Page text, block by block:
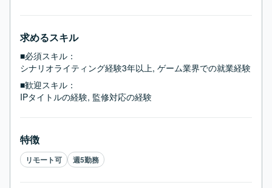
求めるスキル
■必須スキル：
シナリオライティング経験3年以上, ゲーム業界での就業経験
■歓迎スキル：
IPタイトルの経験, 監修対応の経験
特徴
リモート可 週5勤務